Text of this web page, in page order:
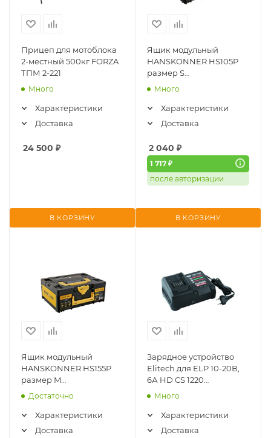
Прицеп для мотоблока
2-местный 500кг FORZA
ТПМ 2-221
Много
Характеристики
Доставка
24 500 ₽
В КОРЗИНУ
Ящик модульный
HANSKONNER HS105P
размер S
(395.5x295.5x105мм),
хранения HANSTORAGE
Много
Характеристики
Доставка
2 040 ₽
1 717 ₽
после авторизации
В КОРЗИНУ
Ящик модульный
HANSKONNER HS155P
размер M
(395.5x295.5x155мм),
единая система
хранения HANSTORAGE
Достаточно
Характеристики
Доставка
Зарядное устройство
Elitech для ELP 10-20В,
6А HD CS 1220
(E0911.019.00)
Много
Характеристики
Доставка